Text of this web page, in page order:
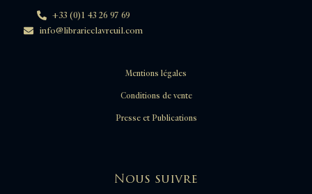
+33 (0)1 43 26 97 69
info@librarieclavreuil.com
Mentions légales
Conditions de vente
Presse et Publications
Nous suivre